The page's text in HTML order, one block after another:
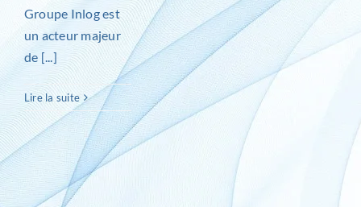
Inlog recrute
Contact
Groupe Inlog est
un acteur majeur
de [...]
Lire la suite